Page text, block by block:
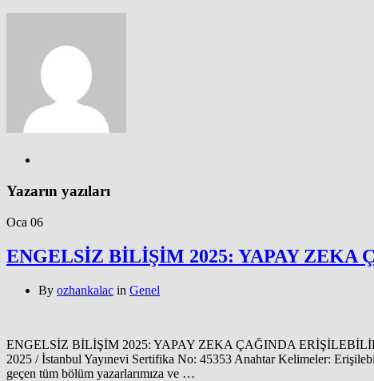
Yazarın yazıları
Oca 06
ENGELSİZ BİLİŞİM 2025: YAPAY
By ozhankalac in Genel
ENGELSİZ BİLİŞİM 2025: YAPAY ZEKA ÇAĞINDA
2025 / İstanbul Yayınevi Sertifika No: 45353 Anahtar Kelimeler:
geçen tüm bölüm yazarlarımıza ve …